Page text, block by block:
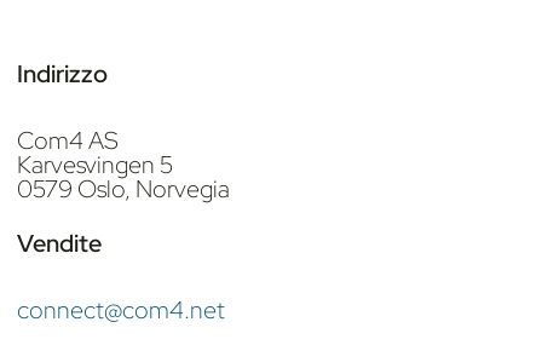
Indirizzo
Com4 AS
Karvesvingen 5
0579 Oslo, Norvegia
Vendite
connect@com4.net